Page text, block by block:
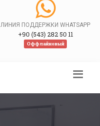
ЛИНИЯ ПОДДЕРЖКИ WHATSAPP
+90 (543) 282 50 11
Оффлайновый